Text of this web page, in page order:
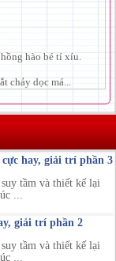
hào bé tí xíu.
chảy dọc má...
hay, giải trí phần 3
tầm và thiết kế lại
...
giải trí phần 2
tầm và thiết kế lại
...